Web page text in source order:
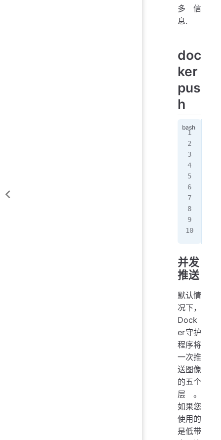
多信
息.
doc
ker
pus
h
并发
推送
默认情
况下，
Dock
er守护
程序将
一次推
送图像
的五个
层。
如果您
使用的
是低带